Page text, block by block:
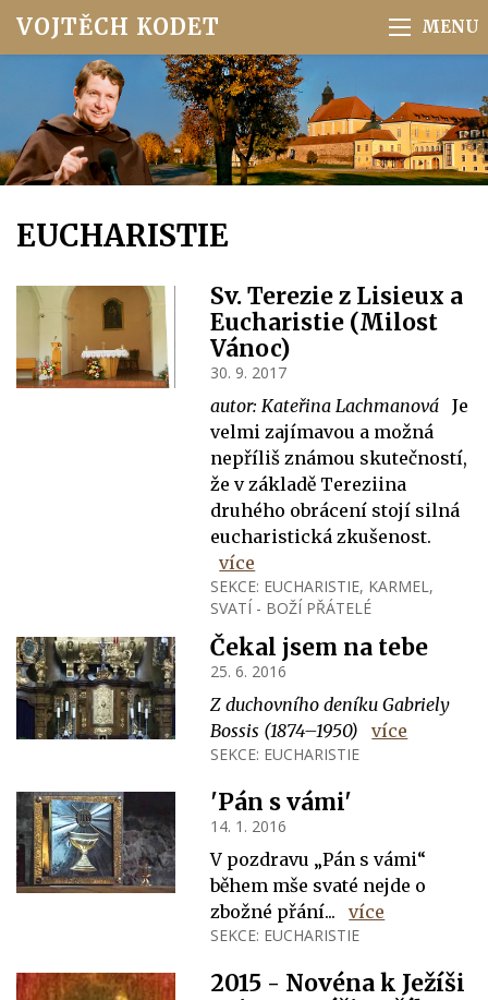
VOJTĚCH KODET
EUCHARISTIE
Sv. Terezie z Lisieux a
Eucharistie (Milost
Vánoc)
30. 9. 2017
autor: Kateřina Lachmanová
Je
velmi zajímavou a možná
nepříliš známou skutečností,
že v základě Tereziina
druhého obrácení stojí silná
eucharistická zkušenost.
více
SEKCE: EUCHARISTIE, KARMEL,
SVATÍ - BOŽÍ PŘÁTELÉ
Čekal jsem na tebe
25. 6. 2016
Z duchovního deníku Gabriely
Bossis (1874–1950)
více
SEKCE: EUCHARISTIE
'Pán s vámi'
14. 1. 2016
V pozdravu „Pán s vámi“
během mše svaté nejde o
zbožné přání...
více
SEKCE: EUCHARISTIE
2015 - Novéna k Ježíši